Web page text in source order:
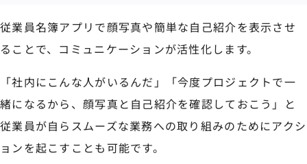
従業員名簿アプリで顔写真や簡単な自己紹介を表示させ
ることで、コミュニケーションが活性化します。
「社内にこんな人がいるんだ」「今度プロジェクトで一
緒になるから、顔写真と自己紹介を確認しておこう」と
従業員が自らスムーズな業務への取り組みのためにアクシ
ョンを起こすことも可能です。